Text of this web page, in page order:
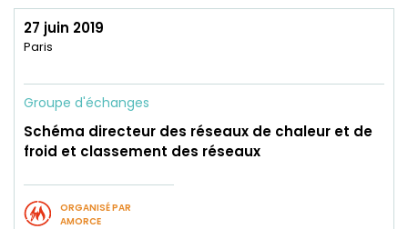
27 juin 2019
Paris
Groupe d'échanges
Schéma directeur des réseaux de chaleur et de
froid et classement des réseaux
ORGANISÉ PAR
AMORCE